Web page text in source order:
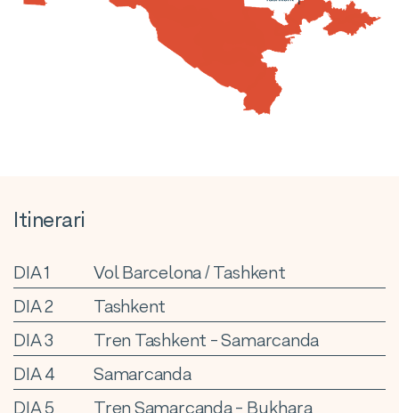
Itinerari
DIA 1
Vol Barcelona / Tashkent
DIA 2
Tashkent
DIA 3
Tren Tashkent - Samarcanda
DIA 4
Samarcanda